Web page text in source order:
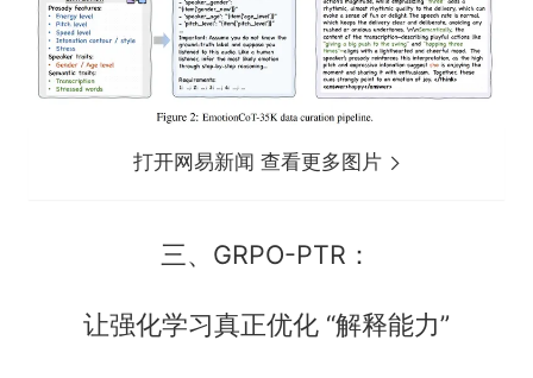
打开网易新闻 查看更多图片
三、GRPO-PTR：
让强化学习真正优化 “解释能力”